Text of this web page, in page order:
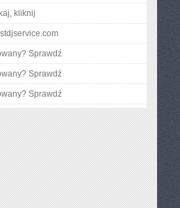
kliknij
Sprawdź
Sprawdź
Sprawdź